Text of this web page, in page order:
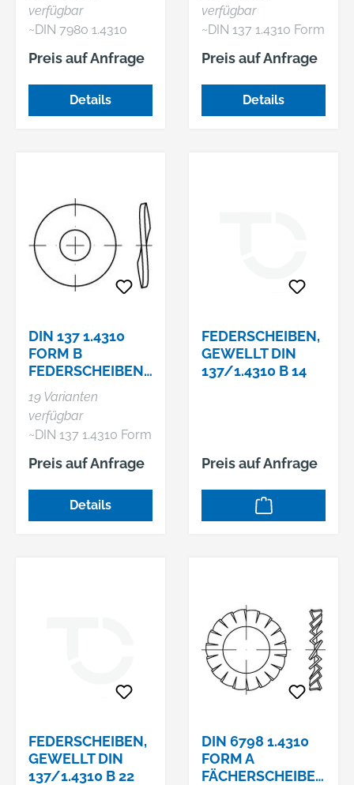
verfügbar
~DIN 7980 1.4310
Federringe für
Zylinderschrauben
Preis auf Anfrage
Details
verfügbar
~DIN 137 1.4310 Form
A Federscheiben,
gewölbt
Preis auf Anfrage
Details
DIN 137 1.4310
FORM B
FEDERSCHEIBEN,
GEWELLT
19 Varianten
verfügbar
~DIN 137 1.4310 Form
B Federscheiben,
gewellt
Preis auf Anfrage
Details
FEDERSCHEIBEN,
GEWELLT DIN
137/1.4310 B 14
Preis auf Anfrage
FEDERSCHEIBEN,
GEWELLT DIN
137/1.4310 B 22
DIN 6798 1.4310
FORM A
FÄCHERSCHEIBE